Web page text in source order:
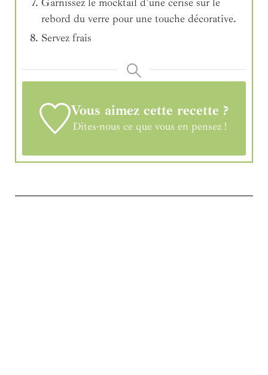
rebord du verre pour une touche décorative.
Servez frais
Vous aimez cette recette ?
Dites-nous ce que vous en pensez !